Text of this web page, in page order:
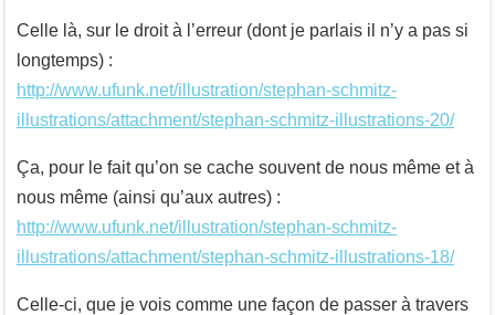
Celle là, sur le droit à l’erreur (dont je parlais il n’y a pas si
longtemps) :
http://www.ufunk.net/illustration/stephan-schmitz-
illustrations/attachment/stephan-schmitz-illustrations-20/
Ça, pour le fait qu’on se cache souvent de nous même et à
nous même (ainsi qu’aux autres) :
http://www.ufunk.net/illustration/stephan-schmitz-
illustrations/attachment/stephan-schmitz-illustrations-18/
Celle-ci, que je vois comme une façon de passer à travers